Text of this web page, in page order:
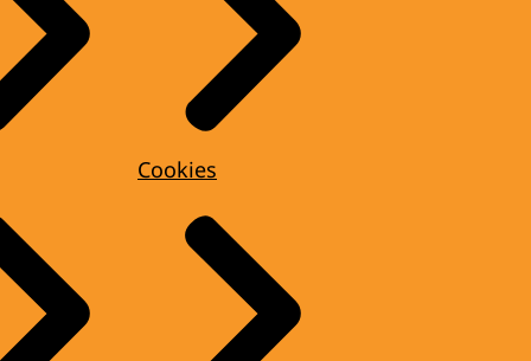
Cookies